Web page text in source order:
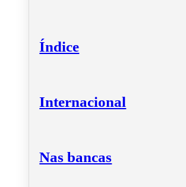
Índice
Internacional
Nas bancas